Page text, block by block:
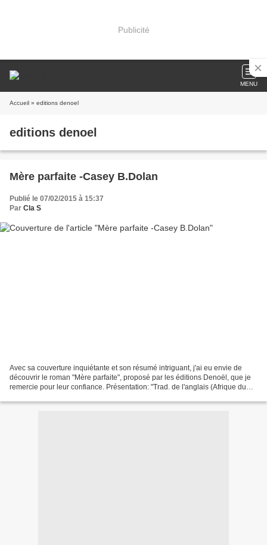
Publicité
MENU
Accueil » editions denoel
editions denoel
Mère parfaite -Casey B.Dolan
Publié le 07/02/2015 à 15:37
Par Cla S
Avec sa couverture inquiétante et son résumé intriguant, j'ai eu envie de
découvrir le roman "Mère parfaite", proposé par les éditions Denoël, que je
remercie pour leur confiance. Présentation: "Trad. de l'anglais (Afrique du